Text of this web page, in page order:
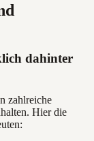
dahinter
zahlreiche
Hier die